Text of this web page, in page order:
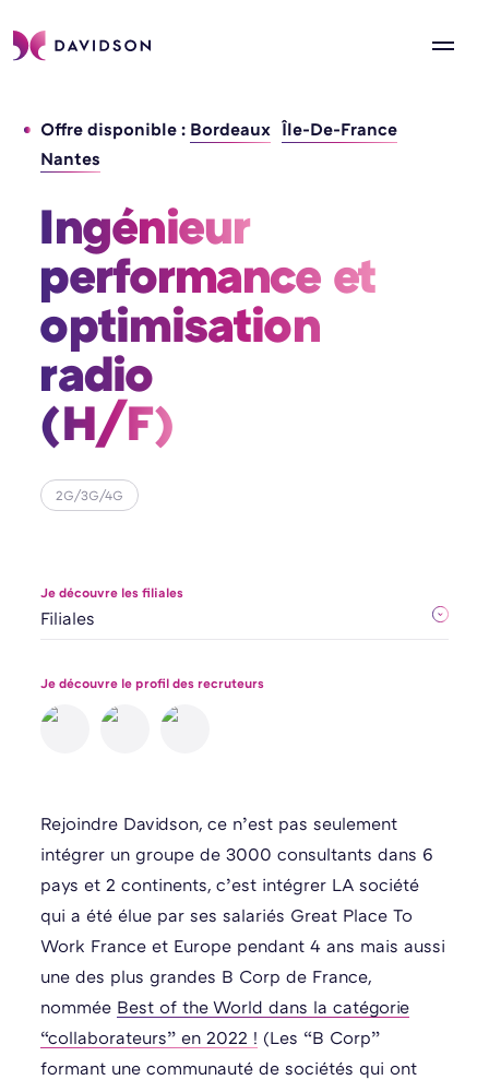
Offre disponible : Bordeaux Île-De-France
Nantes
Ingénieur
performance et
optimisation
radio
(H/F)
2G/3G/4G
Je découvre les filiales
Je découvre le profil des recruteurs
Rejoindre Davidson, ce n’est pas seulement
intégrer un groupe de 3000 consultants dans 6
pays et 2 continents, c’est intégrer LA société
qui a été élue par ses salariés Great Place To
Work France et Europe pendant 4 ans mais aussi
une des plus grandes B Corp de France,
nommée Best of the World dans la catégorie
“collaborateurs” en 2022 ! (Les “B Corp”
formant une communauté de sociétés qui ont